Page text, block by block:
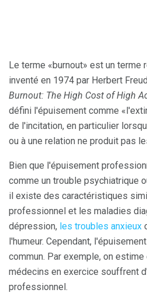
Le terme «burnout» est un terme
inventé en 1974 par Herbert
Burnout: The High Cost of High
défini l'épuisement comme
de l'incitation, en particulier
ou à une relation ne produit pas
Bien que l'épuisement
comme un trouble psychiatrique
il existe des caractéristiques
professionnel et les maladies
dépression, les troubles anxieux
l'humeur. Cependant,
commun. Par exemple, on estime
médecins en exercice souffrent
professionnel.